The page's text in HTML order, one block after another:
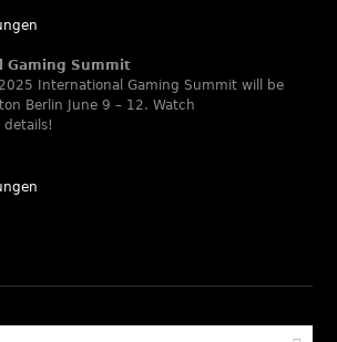
Gaming Summit
International Gaming Summit will be
Berlin June 9 – 12. Watch
details!